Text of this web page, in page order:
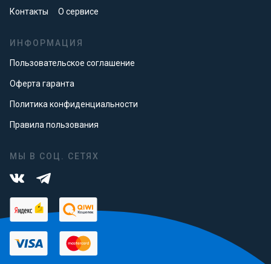
Контакты О сервисе
ИНФОРМАЦИЯ
Пользовательское соглашение
Оферта гаранта
Политика конфиденциальности
Правила пользования
МЫ В СОЦ. СЕТЯХ